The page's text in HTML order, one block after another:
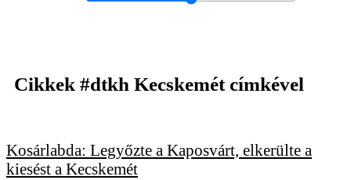
KERESÉS
Cikkek #dtkh Kecskemétcímkével
Kosárlabda: Legyőzte a Kaposvárt, elkerülte a
kiesést a Kecskemét